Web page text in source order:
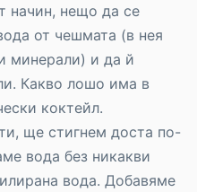
начин, нещо да се
от чешмата (в нея
минерали) и да й
Какво лошо има в
коктейл.
ще стигнем доста по-
вода без никакви
вода. Добавяме